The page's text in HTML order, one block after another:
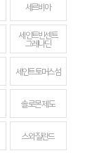
세르비아
세인트빈센트
그레나딘
세인트토머스섬
솔로몬 제도
스와질란드